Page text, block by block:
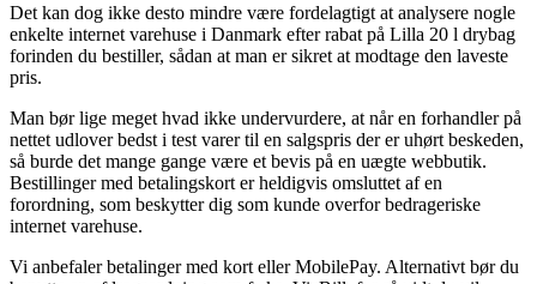
Det kan dog ikke desto mindre være fordelagtigt at analysere nogle
enkelte internet varehuse i Danmark efter rabat på Lilla 20 l drybag
forinden du bestiller, sådan at man er sikret at modtage den laveste
pris.
Man bør lige meget hvad ikke undervurdere, at når en forhandler på
nettet udlover bedst i test varer til en salgspris der er uhørt beskeden,
så burde det mange gange være et bevis på en uægte webbutik.
Bestillinger med betalingskort er heldigvis omsluttet af en
forordning, som beskytter dig som kunde overfor bedrageriske
internet varehuse.
Vi anbefaler betalinger med kort eller MobilePay. Alternativt bør du